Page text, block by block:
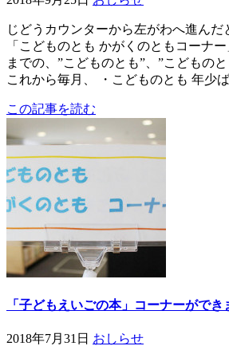
じどうカウンターから左がわへ進んだ
「こどものとも かがくのともコーナ
までの、”こどものとも”、”こどもの
これから毎月、 ・こどものとも 年少
この記事を読む
「子どもえいごの本」コーナーができ
2018年7月31日 おしらせ